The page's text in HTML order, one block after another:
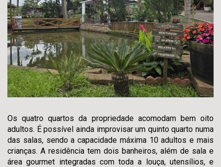
Os quatro quartos da propriedade acomodam bem oito
adultos. É possível ainda improvisar um quinto quarto numa
das salas, sendo a capacidade máxima 10 adultos e mais
crianças. A residência tem dois banheiros, além de sala e
área gourmet integradas com toda a louça, utensílios, e